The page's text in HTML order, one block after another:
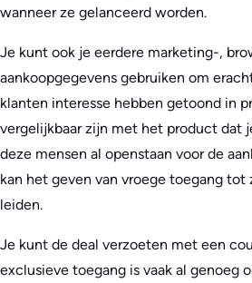
wanneer ze gelanceerd worden.
Je kunt ook je eerdere marketing-,
aankoopgegevens gebruiken om
klanten interesse hebben getoond in
vergelijkbaar zijn met het product dat
deze mensen al openstaan voor de
kan het geven van vroege toegang tot
leiden.
Je kunt de deal verzoeten met een
exclusieve toegang is vaak al genoeg